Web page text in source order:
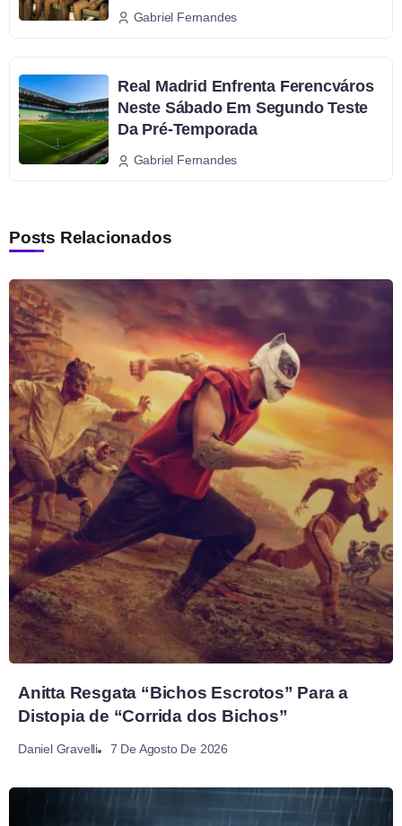
Gabriel Fernandes
Real Madrid Enfrenta Ferencváros
Neste Sábado Em Segundo Teste
Da Pré-Temporada
Gabriel Fernandes
Posts Relacionados
Anitta Resgata “Bichos Escrotos” Para a
Distopia de “Corrida dos Bichos”
Daniel Gravelli 7 De Agosto De 2026